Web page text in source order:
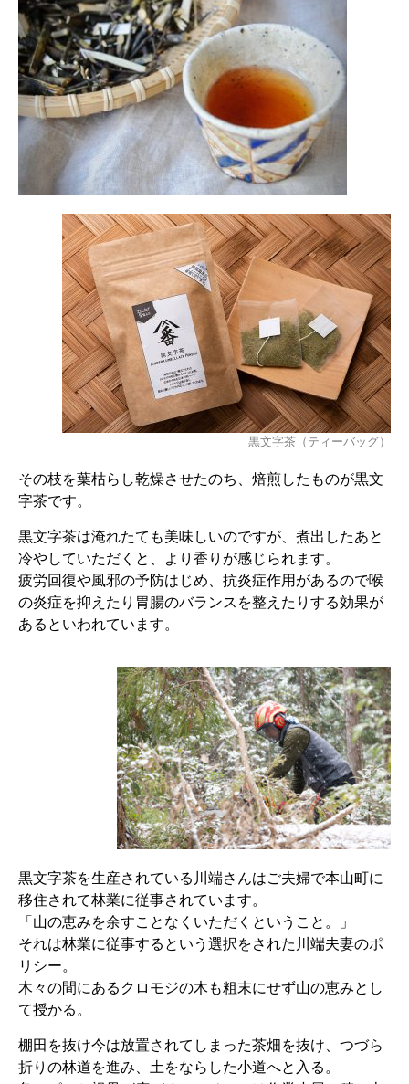
黒文字茶（ティーバッグ）
その枝を葉枯らし乾燥させたのち、焙煎したものが黒文
字茶です。
黒文字茶は淹れたても美味しいのですが、煮出したあと
冷やしていただくと、より香りが感じられます。
疲労回復や風邪の予防はじめ、抗炎症作用があるので喉
の炎症を抑えたり胃腸のバランスを整えたりする効果が
あるといわれています。
黒文字茶を生産されている川端さんはご夫婦で本山町に
移住されて林業に従事されています。
「山の恵みを余すことなくいただくということ。」
それは林業に従事するという選択をされた川端夫妻のポ
リシー。
木々の間にあるクロモジの木も粗末にせず山の恵みとし
て授かる。
棚田を抜け今は放置されてしまった茶畑を抜け、つづら
折りの林道を進み、土をならした小道へと入る。